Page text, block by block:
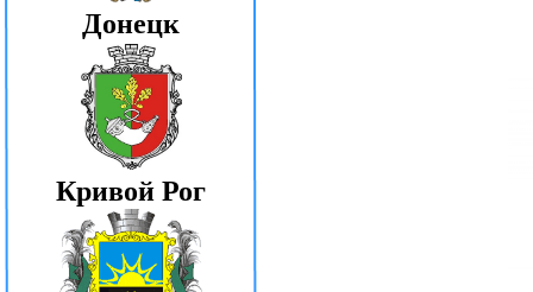
Кривой Рог
Донецк